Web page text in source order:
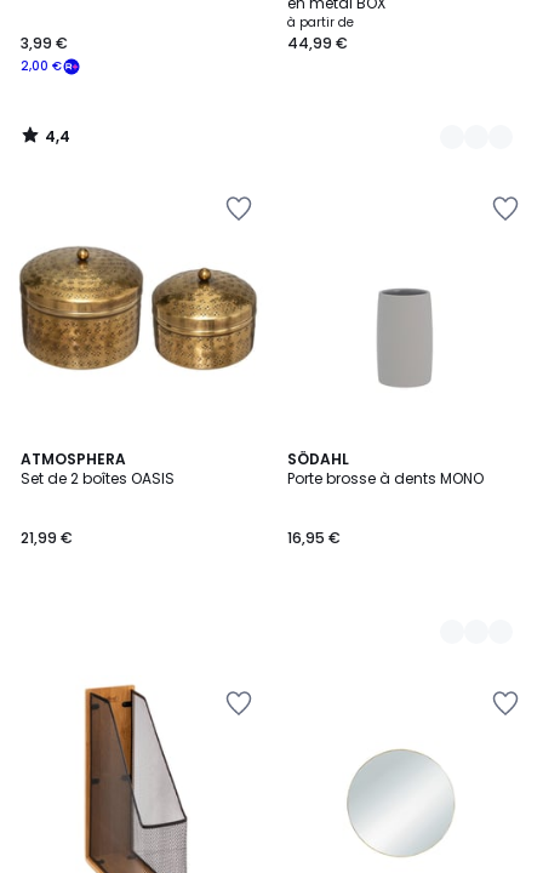
2,00 €
3,99 €
4,4
/
à partir de
44,99 €
ATMOSPHERA
Set de 2 boîtes OASIS
21,99 €
SÖDAHL
Porte brosse à dents MONO
16,95 €
2
Couleurs